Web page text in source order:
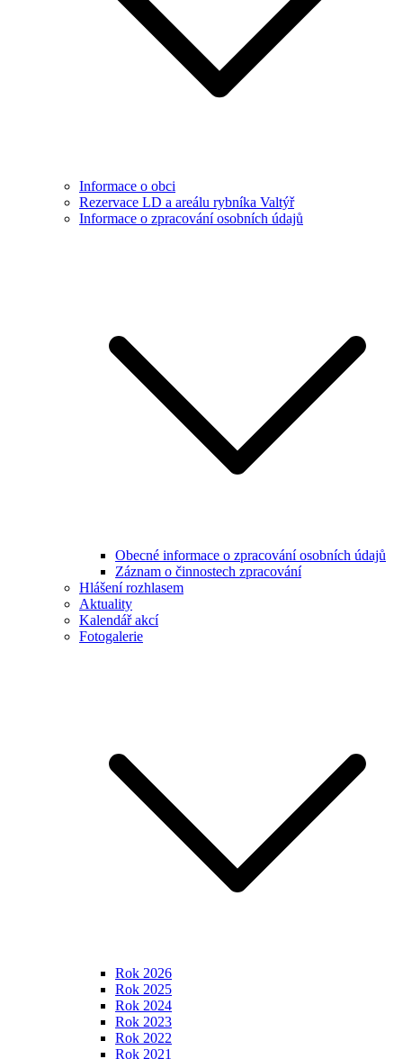
Informace o obci
Rezervace LD a areálu rybníka Valtýř
Informace o zpracování osobních údajů
Obecné informace o zpracování osobních údajů
Záznam o činnostech zpracování
Hlášení rozhlasem
Aktuality
Kalendář akcí
Fotogalerie
Rok 2026
Rok 2025
Rok 2024
Rok 2023
Rok 2022
Rok 2021